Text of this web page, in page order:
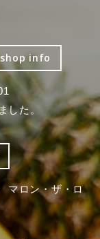
shop info
した。
マロン・ザ・ロ